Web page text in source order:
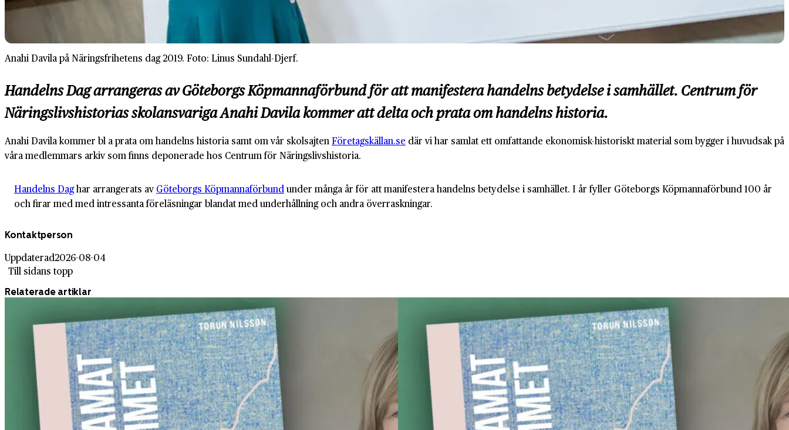
Anahi Davila på Näringsfrihetens dag 2019. Foto: Linus Sundahl-Djerf.
Handelns Dag arrangeras av Göteborgs Köpmannaförbund för att manifestera handelns betydelse i samhället. Centrum för
Näringslivshistorias skolansvariga Anahi Davila kommer att delta och prata om handelns historia.
Anahi Davila kommer bl a prata om handelns historia samt om vår skolsajtenFöretagskällan.se där vi har samlat ett omfattande ekonomisk-historiskt material som bygger i huvudsak på
våra medlemmars arkiv som finns deponerade hos Centrum för Näringslivshistoria.
Handelns Daghar arrangerats av Göteborgs Köpmannaförbundunder många år för att manifestera handelns betydelse i samhället. I år fyller Göteborgs Köpmannaförbund 100 år
och firar med med intressanta föreläsningar blandat med underhållning och andra överraskningar.
Kontaktperson
Uppdaterad2026-08-04
Till sidans topp
Relaterade artiklar